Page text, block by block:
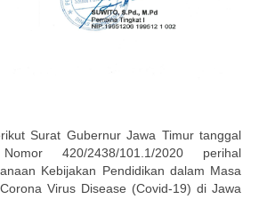
Surat Gubernur Jawa Timur tanggal
420/2438/101.1/2020 perihal
Kebijakan Pendidikan dalam Masa
Virus Disease (Covid-19) di Jawa